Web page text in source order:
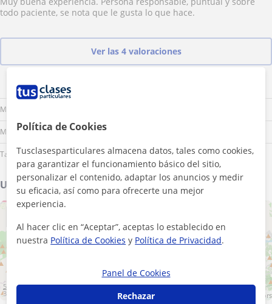
todo paciente, se nota que le gusta lo que hace.
Ver las 4 valoraciones
Mañana
Mediodía
Tarde
Ubicación de mis clases
5 km
3 mi
Leaflet contributors
Política de Cookies
Tusclasesparticulares almacena datos, tales como cookies,
para garantizar el funcionamiento básico del sitio,
personalizar el contenido, adaptar los anuncios y medir
su eficacia, así como para ofrecerte una mejor
experiencia.
Al hacer clic en “Aceptar”, aceptas lo establecido en
nuestra Política de Cookies y Política de Privacidad.
Panel de Cookies
Rechazar